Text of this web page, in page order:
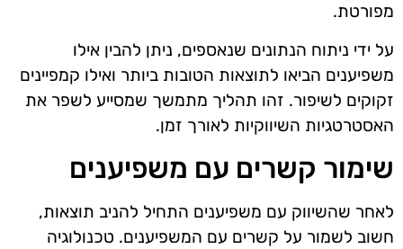
מפורטת.
על ידי ניתוח הנתונים שנאספים, ניתן להבין אילו
משפיענים הביאו לתוצאות הטובות ביותר ואילו קמפיינים
זקוקים לשיפור. זהו תהליך מתמשך שמסייע לשפר את
האסטרטגיות השיווקיות לאורך זמן.
שימור קשרים עם משפיענים
לאחר שהשיווק עם משפיענים התחיל להניב תוצאות,
חשוב לשמור על קשרים עם המשפיענים. טכנולוגיה